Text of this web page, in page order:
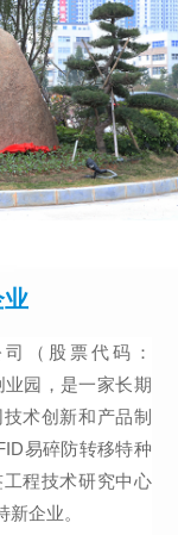
业
（股票代码：
业园，是一家长期
术创新和产品制
易碎防转移特种
程技术研究中心
企业。